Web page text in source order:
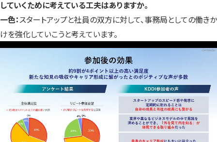
していくために考えている工夫はありますか。
一色：スタートアップと社員の双方に対して、事務局としての働きか
けを強化していこうと考えています。